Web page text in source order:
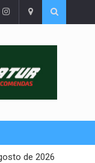
de 2026